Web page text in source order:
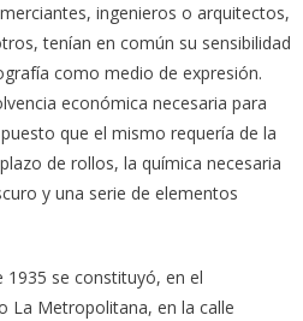
ingenieros o arquitectos,
tenían en común su sensibilidad
como medio de expresión.
económica necesaria para
que el mismo requería de la
de rollos, la química necesaria
y una serie de elementos
1935 se constituyó, en el
La Metropolitana, en la calle